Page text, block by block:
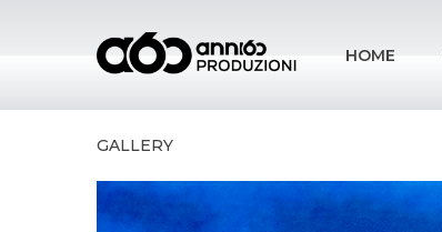
HOME
GALLERY